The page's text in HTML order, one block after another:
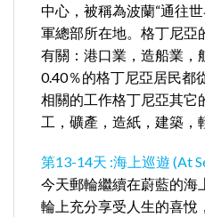
中心，被稱為波蘭“通往
軍總部所在地。格丁尼亞
有關：港口業，造船業，
0.40％的格丁尼亞居民都
相關的工作格丁尼亞其它
工，礦產，造紙，建築，
第13-14天 :海上巡遊 (At
今天郵輪繼續在蔚藍的海
輪上充分享受人生的喜悅